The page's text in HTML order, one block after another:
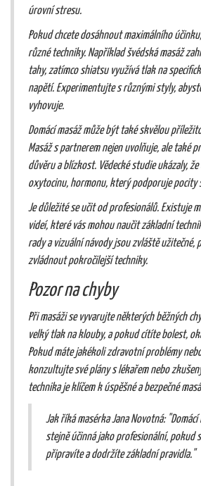
úrovní stresu.
Pokud chcete dosáhnout maximálního
různé techniky. Například švédská masáž
tahy, zatímco shiatsu využívá tlak na
napětí. Experimentujte s různými styly,
vyhovuje.
Domácí masáž může být také skvělou
Masáž s partnerem nejen uvolňuje, ale také
důvěru a blízkost. Vědecké studie ukázaly,
oxytocinu, hormonu, který podporuje pocity
Je důležité se učit od profesionálů. Existuje
videí, které vás mohou naučit základní
rady a vizuální návody jsou zvláště užitečné,
zvládnout pokročilejší techniky.
Pozor na chyby
Při masáži se vyvarujte některých běžných
velký tlak na klouby, a pokud cítíte bolest,
Pokud máte jakékoli zdravotní problémy
konzultujte své plány s lékařem nebo
technika je klíčem k úspěšné a bezpečné
Jak říká masérka Jana Novotná:
stejně účinná jako profesionální, pokud
připravíte a dodržíte základní pravidla."